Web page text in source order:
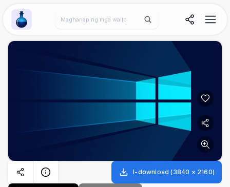
Wallpaper Alchemy
I-download (3840 × 2160)